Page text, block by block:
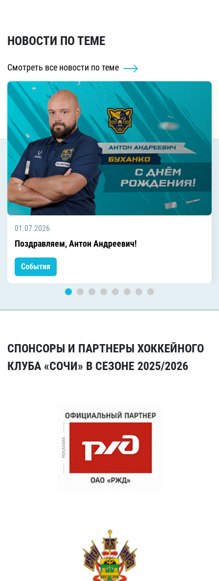
НОВОСТИ ПО ТЕМЕ
Смотреть все новости по теме
01.07.2026
Поздравляем, Антон Андреевич!
События
СПОНСОРЫ И ПАРТНЕРЫ ХОККЕЙНОГО
КЛУБА «СОЧИ» В СЕЗОНЕ 2025/2026